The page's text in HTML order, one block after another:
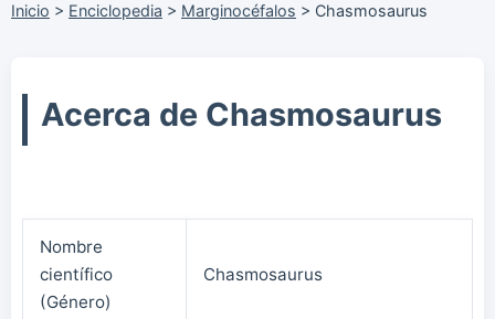
Inicio > Enciclopedia > Marginocéfalos > Chasmosaurus
Acerca de Chasmosaurus
Nombre
científico
(Género)
Chasmosaurus